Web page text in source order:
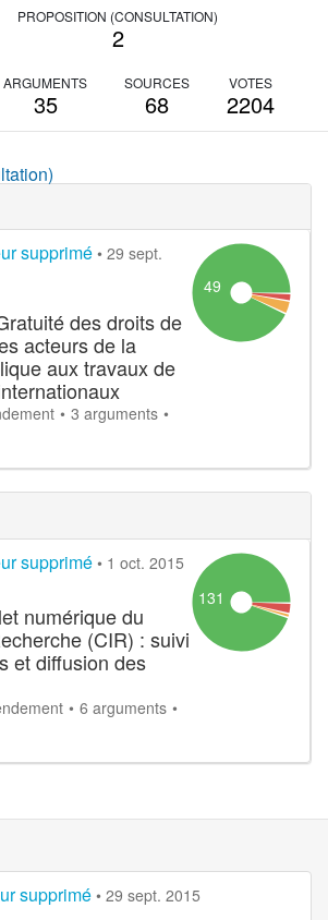
PROPOSITION (CONSULTATION)
2
ARGUMENTS
35
SOURCES
68
VOTES
2204
supprimé• 29 sept.
des droits de
acteurs de la
aux travaux de
3 arguments
49
supprimé• 1 oct. 2015
numérique du
(CIR) : suivi
et diffusion des
6 arguments
131
supprimé• 29 sept. 2015